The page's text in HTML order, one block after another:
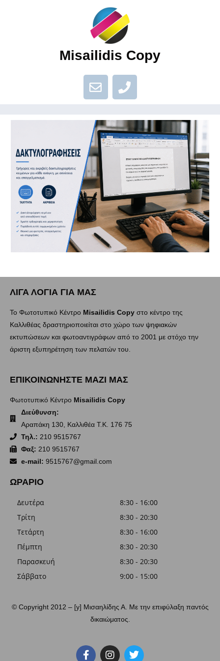
Misailidis Copy
ΛΙΓΑ ΛΟΓΙΑ ΓΙΑ ΜΑΣ
Το Φωτοτυπικό Κέντρο Misailidis Copy στο κέντρο της
Καλλιθέας δραστηριοποιείται στο χώρο των ψηφιακών
εκτυπώσεων και φωτοαντιγράφων από το 2001 με στόχο την
άριστη εξυπηρέτηση των πελατών του.
ΕΠΙΚΟΙΝΩΝΗΣΤΕ ΜΑΖΙ ΜΑΣ
Φωτοτυπικό Κέντρο Misailidis Copy
Διεύθυνση:
Αραπάκη 130, Καλλιθέα Τ.Κ. 176 75
Τηλ.: 210 9515767
Φαξ: 210 9515767
e-mail: 9515767@gmail.com
ΩΡΑΡΙΟ
Δευτέρα
8:30 - 16:00
Τρίτη
8:30 - 20:30
Τετάρτη
8:30 - 16:00
Πέμπτη
8:30 - 20:30
Παρασκευή
8:30 - 20:30
Σάββατο
9:00 - 15:00
© Copyright 2012 – [y] Μισαηλίδης Α. Με την επιφύλαξη παντός
δικαιώματος.